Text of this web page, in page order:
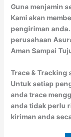
Guna menjamin
Kami akan
pengiriman
perusahaan
Aman Sampai
Trace & Tracking
Untuk setiap
anda trace
anda tidak perlu
kiriman anda